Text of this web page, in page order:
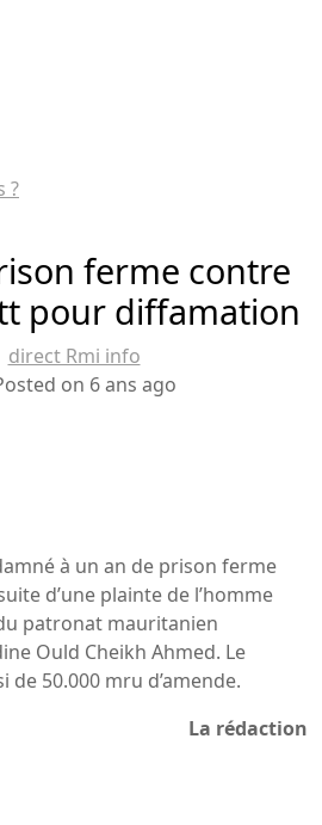
?
ferme contre
pour diffamation
direct Rmi info
on 6 ans ago
à un an de prison ferme
d’une plainte de l’homme
patronat mauritanien
Ould Cheikh Ahmed. Le
50.000 mru d’amende.
La rédaction